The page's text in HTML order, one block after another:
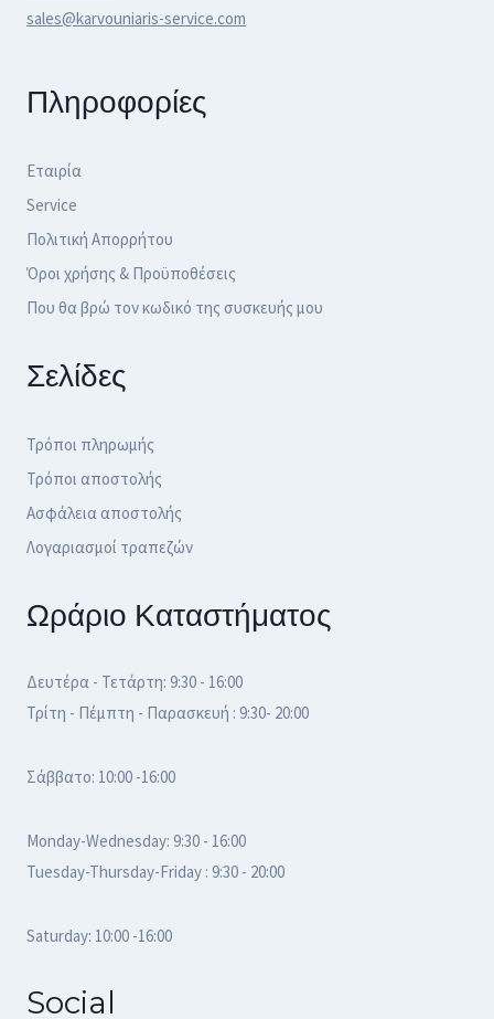
sales@karvouniaris-service.com
Πληροφορίες
Εταιρία
Service
Πολιτική Απορρήτου
Όροι χρήσης & Προϋποθέσεις
Που θα βρώ τον κωδικό της συσκευής μου
Σελίδες
Τρόποι πληρωμής
Τρόποι αποστολής
Ασφάλεια αποστολής
Λογαριασμοί τραπεζών
Ωράριο Καταστήματος
Δευτέρα - Τετάρτη: 9:30 - 16:00
Τρίτη - Πέμπτη - Παρασκευή : 9:30- 20:00
Σάββατο: 10:00 -16:00
Monday-Wednesday: 9:30 - 16:00
Tuesday-Thursday-Friday : 9:30 - 20:00
Saturday: 10:00 -16:00
Social